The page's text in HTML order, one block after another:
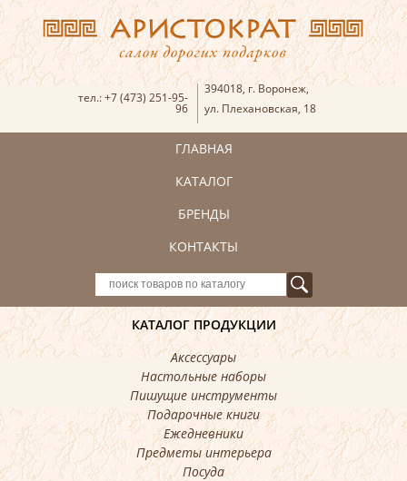
тел.:+7 (473) 251-95-
96
394018,г. Воронеж,
ул. Плехановская, 18
ГЛАВНАЯ
КАТАЛОГ
БРЕНДЫ
КОНТАКТЫ
КАТАЛОГ ПРОДУКЦИИ
Аксессуары
Настольные наборы
Пишущие инструменты
Подарочные книги
Ежедневники
Предметы интерьера
Посуда